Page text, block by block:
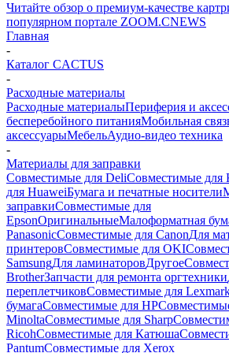
Читайте обзор о премиум-качестве
популярном портале ZOOM.CNEWS
Главная
-
Каталог CACTUS
-
Расходные материалы
Расходные материалыПериферия и
бесперебойного питанияМобильная
аксессуарыМебельАудио-видео техника
-
Материалы для заправки
Совместимые для DeliСовместимые для
для HuaweiБумага и печатные носители
заправкиСовместимые для
EpsonОригинальныеМалоформатная
PanasonicСовместимые для CanonДля
принтеровСовместимые для OKI
SamsungДля ламинаторовДругое
BrotherЗапчасти для ремонта оргтехники
переплетчиковСовместимые для
бумагаСовместимые для HP
MinoltaСовместимые для Sharp
RicohСовместимые для Катюша
PantumСовместимые для Xerox